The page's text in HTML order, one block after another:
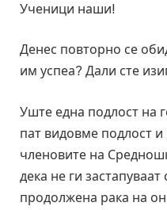
Ученици наши!
Денес повторно се
им успеа? Дали сте
Уште една подлост на
пат видовме подлост
членовите на
дека не ги
продолжена рака на